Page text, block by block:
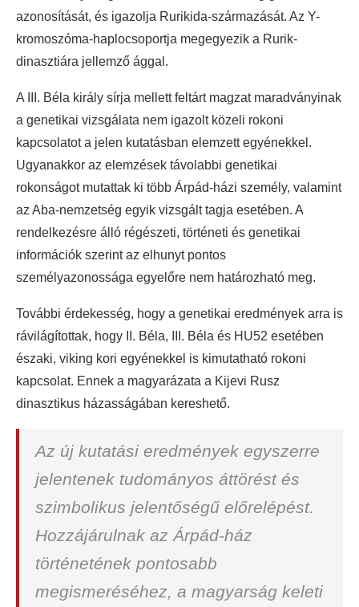
azonosítását, és igazolja Rurikida-származását. Az Y-
kromoszóma-haplocsoportja megegyezik a Rurik-
dinasztiára jellemző ággal.
A III. Béla király sírja mellett feltárt magzat maradványinak
a genetikai vizsgálata nem igazolt közeli rokoni
kapcsolatot a jelen kutatásban elemzett egyénekkel.
Ugyanakkor az elemzések távolabbi genetikai
rokonságot mutattak ki több Árpád-házi személy, valamint
az Aba-nemzetség egyik vizsgált tagja esetében. A
rendelkezésre álló régészeti, történeti és genetikai
információk szerint az elhunyt pontos
személyazonossága egyelőre nem határozható meg.
További érdekesség, hogy a genetikai eredmények arra is
rávilágítottak, hogy II. Béla, III. Béla és HU52 esetében
északi, viking kori egyénekkel is kimutatható rokoni
kapcsolat. Ennek a magyarázata a Kijevi Rusz
dinasztikus házasságában kereshető.
Az új kutatási eredmények egyszerre
jelentenek tudományos áttörést és
szimbolikus jelentőségű előrelépést.
Hozzájárulnak az Árpád-ház
történetének pontosabb
megismeréséhez, a magyarság keleti